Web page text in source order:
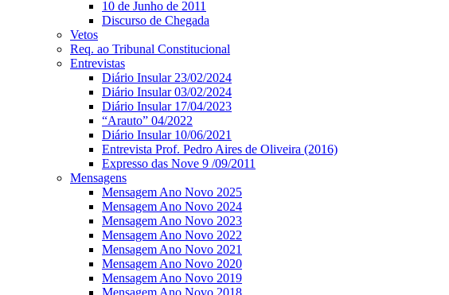
10 de Junho de 2011
Discurso de Chegada
Vetos
Req. ao Tribunal Constitucional
Entrevistas
Diário Insular 23/02/2024
Diário Insular 03/02/2024
Diário Insular 17/04/2023
“Arauto” 04/2022
Diário Insular 10/06/2021
Entrevista Prof. Pedro Aires de Oliveira (2016)
Expresso das Nove 9 /09/2011
Mensagens
Mensagem Ano Novo 2025
Mensagem Ano Novo 2024
Mensagem Ano Novo 2023
Mensagem Ano Novo 2022
Mensagem Ano Novo 2021
Mensagem Ano Novo 2020
Mensagem Ano Novo 2019
Mensagem Ano Novo 2018